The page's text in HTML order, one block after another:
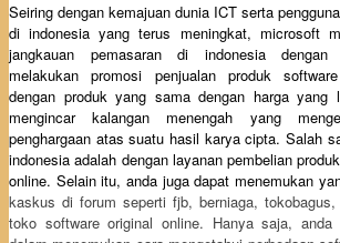
Seiring dengan kemajuan dunia ICT serta
di indonesia yang terus meningkat, microsoft
jangkauan pemasaran di indonesia dengan
melakukan promosi penjualan produk
dengan produk yang sama dengan harga yang
mengincar kalangan menengah yang
penghargaan atas suatu hasil karya cipta. Salah
indonesia adalah dengan layanan pembelian
online. Selain itu, anda juga dapat menemukan
kaskus di forum seperti fjb, berniaga,
toko software original online. Hanya saja,